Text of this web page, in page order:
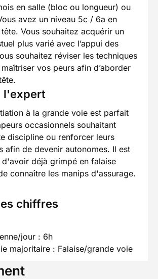
en salle (bloc ou longueur) ou
avez un niveau 5c / 6a en
Vous souhaitez acquérir un
plus varié avec l’appui des
souhaitez réviser les techniques
vos peurs afin d’aborder
l'expert
à la grande voie est parfait
occasionnels souhaitant
discipline ou renforcer leurs
afin de devenir autonomes. Il est
d'avoir déjà grimpé en falaise
connaître les manips d'assurage.
chiffres
jour : 6h
majoritaire : Falaise/grande voie